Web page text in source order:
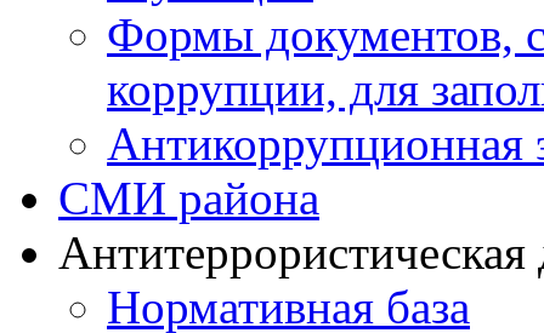
Формы документов,
коррупции, для
Антикоррупционная
СМИ района
Антитеррористическая
Нормативная база